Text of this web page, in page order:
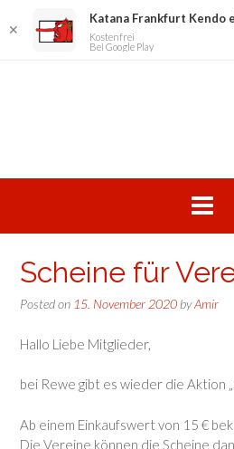
Scheine für
Posted on 15. November 2020 byAmir
Hallo Liebe Mitglieder,
bei Rewe gibt es wieder die Aktion
Ab einem Einkaufswert von 15 €
Die Vereine können die Scheine
✕
Katana Frankfurt Kendo
Kostenfrei
Bei Google Play